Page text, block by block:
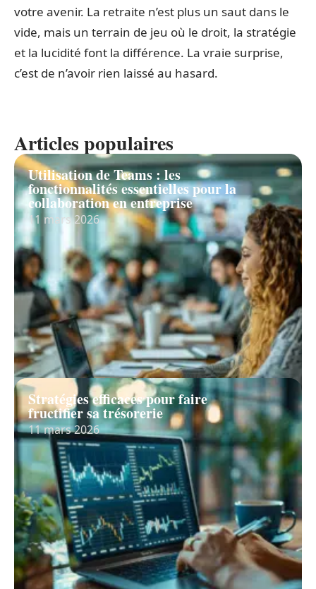
votre avenir. La retraite n’est plus un saut dans le
vide, mais un terrain de jeu où le droit, la stratégie
et la lucidité font la différence. La vraie surprise,
c’est de n’avoir rien laissé au hasard.
Articles populaires
Utilisation de Teams : les
fonctionnalités essentielles pour la
collaboration en entreprise
11 mars 2026
Stratégies efficaces pour faire
fructifier sa trésorerie
11 mars 2026